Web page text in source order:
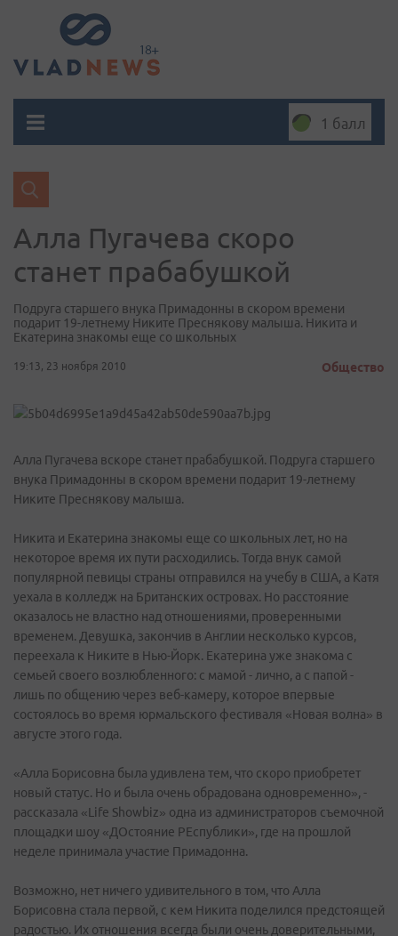
1 балл
Алла Пугачева скоро
станет прабабушкой
Подруга старшего внука Примадонны в скором времени
подарит 19-летнему Никите Преснякову малыша. Никита и
Екатерина знакомы еще со школьных
19:13, 23 ноября 2010 Общество
Алла Пугачева вскоре станет прабабушкой. Подруга старшего
внука Примадонны в скором времени подарит 19-летнему
Никите Преснякову малыша.
Никита и Екатерина знакомы еще со школьных лет, но на
некоторое время их пути расходились. Тогда внук самой
популярной певицы страны отправился на учебу в США, а Катя
уехала в колледж на Британских островах. Но расстояние
оказалось не властно над отношениями, проверенными
временем. Девушка, закончив в Англии несколько курсов,
переехала к Никите в Нью-Йорк. Екатерина уже знакома с
семьей своего возлюбленного: с мамой - лично, а с папой -
лишь по общению через веб-камеру, которое впервые
состоялось во время юрмальского фестиваля «Новая волна» в
августе этого года.
«Алла Борисовна была удивлена тем, что скоро приобретет
новый статус. Но и была очень обрадована одновременно», -
рассказала «Life Showbiz» одна из администраторов съемочной
площадки шоу «ДОстояние РЕспублики», где на прошлой
неделе принимала участие Примадонна.
Возможно, нет ничего удивительного в том, что Алла
Борисовна стала первой, с кем Никита поделился предстоящей
радостью. Их отношения всегда были очень доверительными,